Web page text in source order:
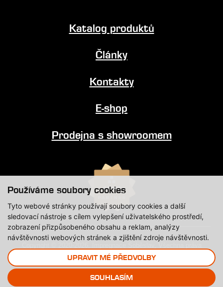
Používáme soubory cookies
Tyto webové stránky používají soubory cookies a další
sledovací nástroje s cílem vylepšení uživatelského prostředí,
zobrazení přizpůsobeného obsahu a reklam, analýzy
návštěvnosti webových stránek a zjištění zdroje návštěvnosti.
SOUHLASÍM
UPRAVIT MÉ PŘEDVOLBY
Katalog produktů
Články
Kontakty
E-shop
Prodejna s showroomem
vyhrazena.
Created by